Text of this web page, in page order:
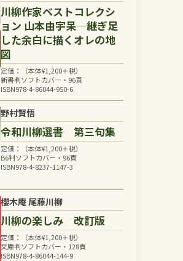
川柳作家ベストコレクシ
ョン 山本由宇呆―継ぎ足
した余白に描くオレの地
図
定価：（本体¥1,200＋税）
新書判ソフトカバー・96頁
ISBN978-4-86044-950-6
野村賢悟
令和川柳選書 第三句集
定価：（本体¥1,200＋税）
B6判ソフトカバー・96頁
ISBN978-4-8237-1147-3
櫻木庵 尾藤川柳
川柳の楽しみ 改訂版
定価：（本体¥1,200＋税）
文庫判ソフトカバー・128頁
ISBN978-4-86044-144-9